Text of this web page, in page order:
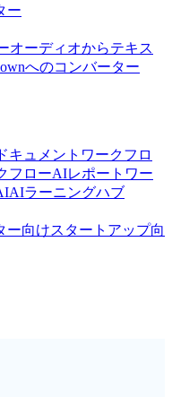
ー
オーディオからテキス
へのコンバーター
ドキュメントワークフロ
フローAIレポートワー
AIラーニングハブ
ー向けスタートアップ向